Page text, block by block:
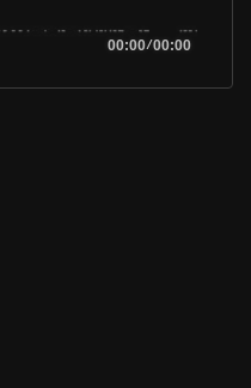
00:00/00:00